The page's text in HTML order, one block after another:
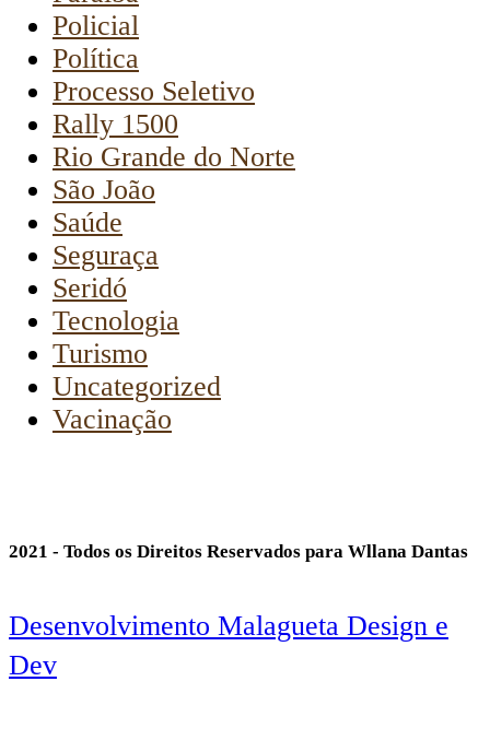
Policial
Política
Processo Seletivo
Rally 1500
Rio Grande do Norte
São João
Saúde
Seguraça
Seridó
Tecnologia
Turismo
Uncategorized
Vacinação
2021 - Todos os Direitos Reservados para Wllana Dantas
Desenvolvimento Malagueta Design e
Dev